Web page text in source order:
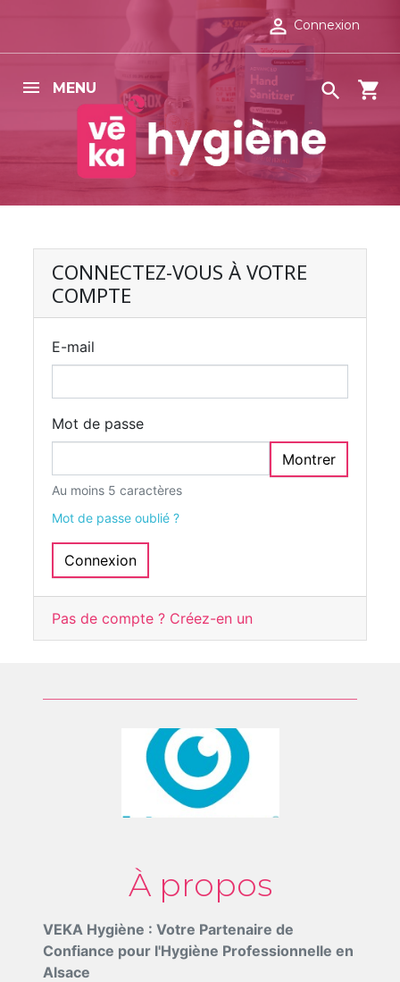
 Connexion
MENU  shopping_cart
CONNECTEZ-VOUS À VOTRE
COMPTE
E-mail
Mot de passe
Montrer
Au moins 5 caractères
Mot de passe oublié ?
Connexion
Pas de compte ? Créez-en un
À propos
VEKA Hygiène : Votre Partenaire de
Confiance pour l'Hygiène Professionnelle en
Alsace